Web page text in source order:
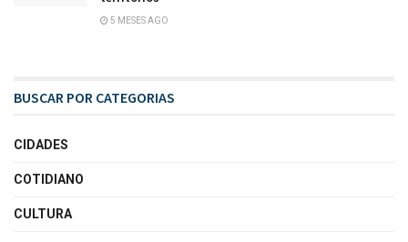
5 MESES AGO
BUSCAR POR CATEGORIAS
CIDADES
COTIDIANO
CULTURA